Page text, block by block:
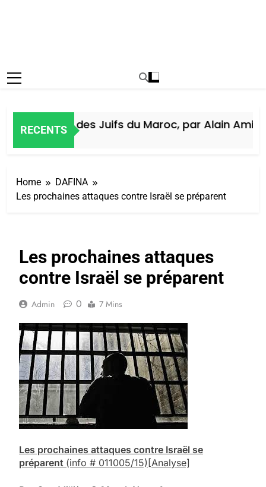
RECENTS
Histoire des Juifs du Maroc, par Alain Amiel
Home
DAFINA
Les prochaines attaques contre Israël se préparent
Les prochaines attaques
contre Israël se préparent
Admin 0 7 Mins
Les prochaines attaques contre Israël se
préparent (info # 011005/15)[Analyse]